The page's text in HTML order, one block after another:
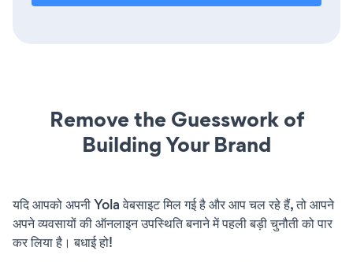
Remove the Guesswork of
Building Your Brand
यदि आपको अपनी Yola वेबसाइट मिल गई है और आप चल रहे हैं, तो आपने
अपने व्यवसायों की ऑनलाइन उपस्थिति बनाने में पहली बड़ी चुनौती को पार
कर लिया है। बधाई हो!